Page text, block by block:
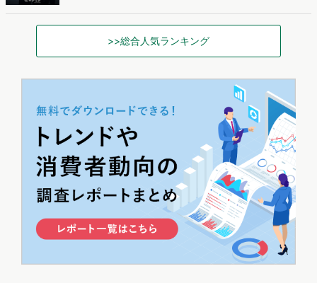
>>総合人気ランキング